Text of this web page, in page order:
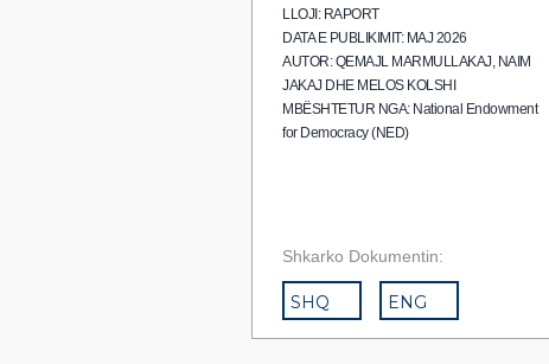
LLOJI: RAPORT
DATA E PUBLIKIMIT: MAJ 2026
AUTOR: QEMAJL MARMULLAKAJ, NAIM
JAKAJ DHE MELOS KOLSHI
MBËSHTETUR NGA: National Endowment
for Democracy (NED)
Shkarko Dokumentin:
SHQ ENG